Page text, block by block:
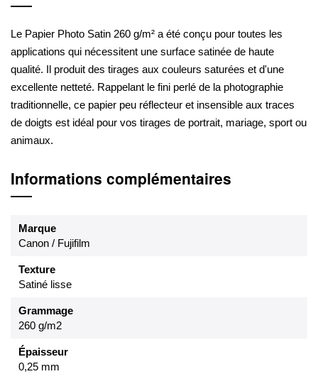
Le Papier Photo Satin 260 g/m² a été conçu pour toutes les
applications qui nécessitent une surface satinée de haute
qualité. Il produit des tirages aux couleurs saturées et d'une
excellente netteté. Rappelant le fini perlé de la photographie
traditionnelle, ce papier peu réflecteur et insensible aux traces
de doigts est idéal pour vos tirages de portrait, mariage, sport ou
animaux.
Informations complémentaires
Marque
Canon / Fujifilm
Texture
Satiné lisse
Grammage
260 g/m2
Épaisseur
0,25 mm